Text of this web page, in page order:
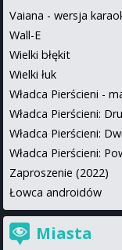
Vaiana - wersja
Wall-E
Wielki błękit
Wielki łuk
Władca Pierścieni -
Władca Pierścieni:
Władca Pierścieni:
Władca Pierścieni:
Zaproszenie (2022)
Łowca androidów
Miasta